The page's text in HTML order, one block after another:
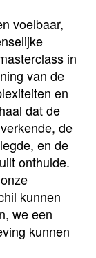
voelbaar,
in
van de
en
dat de
de
en de
onthulde.
kunnen
we een
kunnen